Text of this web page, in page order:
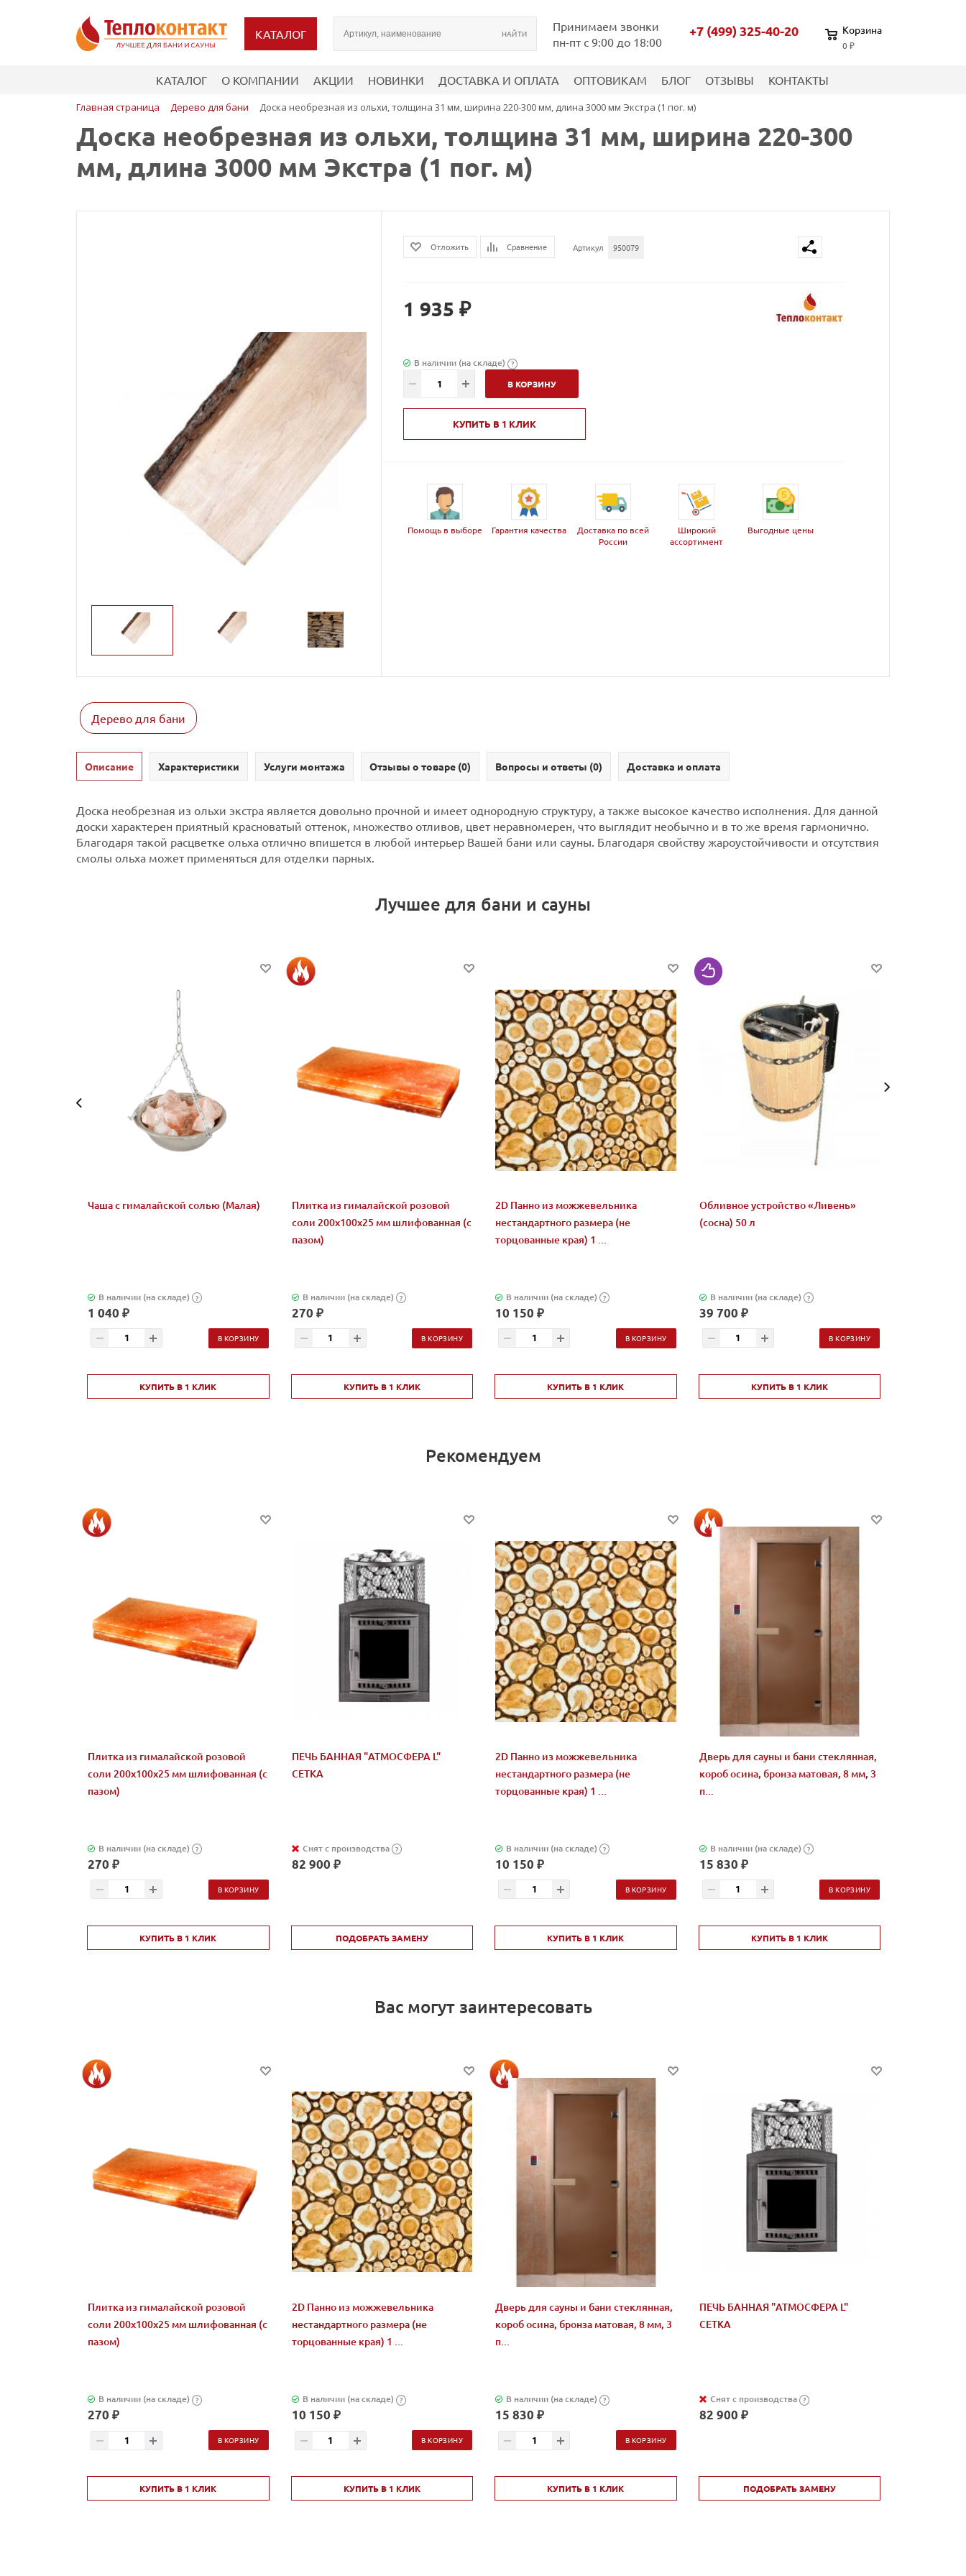
КАТАЛОГ
Принимаем звонки
пн-пт с 9:00 до 18:00
+7 (499) 325-40-20 Корзина
0 ₽
КАТАЛОГ О КОМПАНИИ АКЦИИ НОВИНКИ ДОСТАВКА И ОПЛАТА ОПТОВИКАМ БЛОГ ОТЗЫВЫ КОНТАКТЫ
Главная страница Дерево для бани Доска необрезная из ольхи, толщина 31 мм, ширина 220-300 мм, длина 3000 мм Экстра (1 пог. м)
Доска необрезная из ольхи, толщина 31 мм, ширина 220-300
мм, длина 3000 мм Экстра (1 пог. м)
Отложить Сравнение Артикул 950079
1 935 ₽
В наличии (на складе) ?
В КОРЗИНУ
КУПИТЬ В 1 КЛИК
Помощь в выборе Гарантия качества
Доставка по всей
России
Широкий
ассортимент
Выгодные цены
Дерево для бани
Описание Характеристики Услуги монтажа Отзывы о товаре (0) Вопросы и ответы (0) Доставка и оплата
Доска необрезная из ольхи экстра является довольно прочной и имеет однородную структуру, а также высокое качество исполнения. Для данной
доски характерен приятный красноватый оттенок, множество отливов, цвет неравномерен, что выглядит необычно и в то же время гармонично.
Благодаря такой расцветке ольха отлично впишется в любой интерьер Вашей бани или сауны. Благодаря свойству жароустойчивости и отсутствия
смолы ольха может применяться для отделки парных.
Лучшее для бани и сауны
Чаша с гималайской солью (Малая)
В наличии (на складе) ?
1 040 ₽
В КОРЗИНУ
КУПИТЬ В 1 КЛИК
Плитка из гималайской розовой
соли 200x100x25 мм шлифованная (с
пазом)
В наличии (на складе) ?
270 ₽
В КОРЗИНУ
КУПИТЬ В 1 КЛИК
2D Панно из можжевельника
нестандартного размера (не
торцованные края) 1 ...
В наличии (на складе) ?
10 150 ₽
В КОРЗИНУ
КУПИТЬ В 1 КЛИК
Обливное устройство «Ливень»
(сосна) 50 л
В наличии (на складе) ?
39 700 ₽
В КОРЗИНУ
КУПИТЬ В 1 КЛИК
Рекомендуем
Плитка из гималайской розовой
соли 200x100x25 мм шлифованная (с
пазом)
В наличии (на складе) ?
270 ₽
В КОРЗИНУ
КУПИТЬ В 1 КЛИК
ПЕЧЬ БАННАЯ "АТМОСФЕРА L"
СЕТКА
Снят с производства ?
82 900 ₽
ПОДОБРАТЬ ЗАМЕНУ
2D Панно из можжевельника
нестандартного размера (не
торцованные края) 1 ...
В наличии (на складе) ?
10 150 ₽
В КОРЗИНУ
КУПИТЬ В 1 КЛИК
Дверь для сауны и бани стеклянная,
короб осина, бронза матовая, 8 мм, 3
п...
В наличии (на складе) ?
15 830 ₽
В КОРЗИНУ
КУПИТЬ В 1 КЛИК
Вас могут заинтересовать
Плитка из гималайской розовой
соли 200x100x25 мм шлифованная (с
пазом)
В наличии (на складе) ?
270 ₽
В КОРЗИНУ
КУПИТЬ В 1 КЛИК
2D Панно из можжевельника
нестандартного размера (не
торцованные края) 1 ...
В наличии (на складе) ?
10 150 ₽
В КОРЗИНУ
КУПИТЬ В 1 КЛИК
Дверь для сауны и бани стеклянная,
короб осина, бронза матовая, 8 мм, 3
п...
В наличии (на складе) ?
15 830 ₽
В КОРЗИНУ
КУПИТЬ В 1 КЛИК
ПЕЧЬ БАННАЯ "АТМОСФЕРА L"
СЕТКА
Снят с производства ?
82 900 ₽
ПОДОБРАТЬ ЗАМЕНУ